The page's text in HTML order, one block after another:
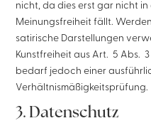
nicht, da dies erst gar nicht
Meinungsfreiheit fällt.
satirische Darstellungen
Kunstfreiheit aus Art. 5 Abs.
bedarf jedoch einer
Verhältnismäßigkeitsprüfung.
3. Datenschutz